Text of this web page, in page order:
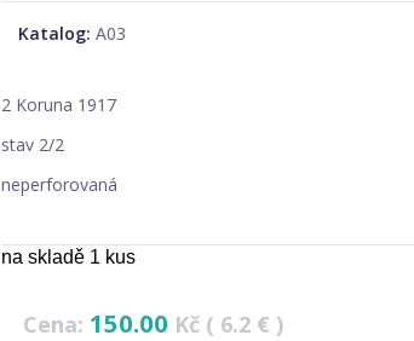
Katalog: A03
2 Koruna 1917
stav 2/2
neperforovaná
na skladě 1 kus
Cena: 150.00 Kč ( 6.2 € )